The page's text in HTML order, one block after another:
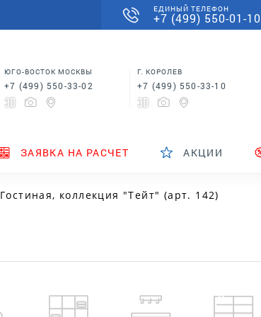
ЕДИНЫЙ ТЕЛЕФОН
+7 (499) 550-01-10
ЮГО-ВОСТОК МОСКВЫ
+7 (499) 550-33-02
Г. КОРОЛЕВ
+7 (499) 550-33-10
ЗАЯВКА НА РАСЧЕТ АКЦИИ
Гостиная, коллекция "Тейт" (арт. 142)